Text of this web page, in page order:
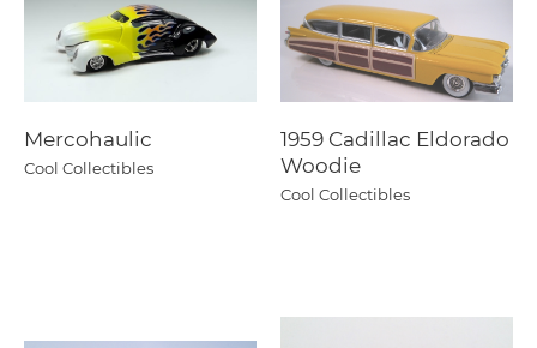
Mercohaulic
Cool Collectibles
1959 Cadillac Eldorado
Woodie
Cool Collectibles